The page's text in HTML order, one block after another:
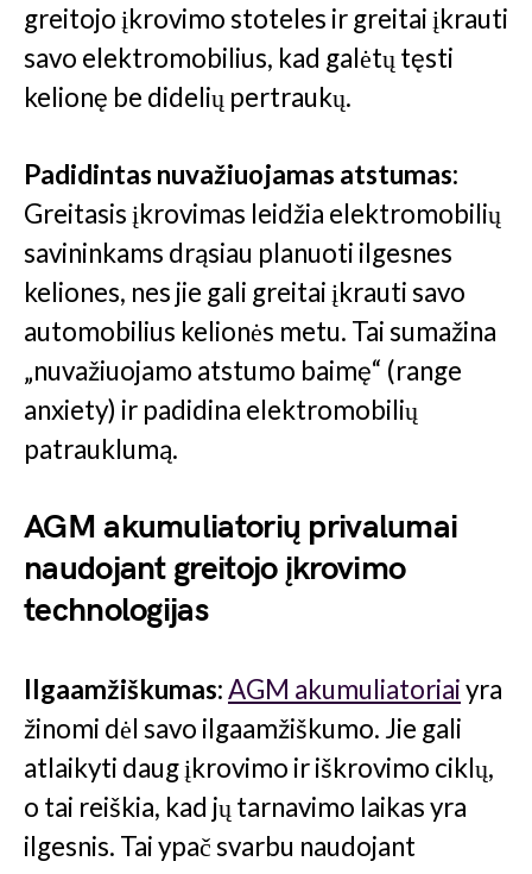
greitojo įkrovimo stoteles ir greitai įkrauti
savo elektromobilius, kad galėtų tęsti
kelionę be didelių pertraukų.
Padidintas nuvažiuojamas atstumas:
Greitasis įkrovimas leidžia elektromobilių
savininkams drąsiau planuoti ilgesnes
keliones, nes jie gali greitai įkrauti savo
automobilius kelionės metu. Tai sumažina
„nuvažiuojamo atstumo baimę“ (range
anxiety) ir padidina elektromobilių
patrauklumą.
AGM akumuliatorių privalumai
naudojant greitojo įkrovimo
technologijas
Ilgaamžiškumas:AGM akumuliatoriaiyra
žinomi dėl savo ilgaamžiškumo. Jie gali
atlaikyti daug įkrovimo ir iškrovimo ciklų,
o tai reiškia, kad jų tarnavimo laikas yra
ilgesnis. Tai ypač svarbu naudojant